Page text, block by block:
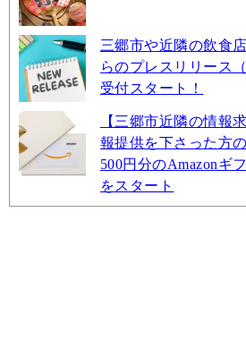
三郷市や近隣の飲食
らのプレスリリース
受付スタート！
【三郷市近隣の情報
報提供を下さった方
500円分のAmazonギ
をスタート